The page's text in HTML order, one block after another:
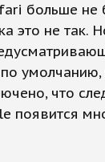
больше не
не так.
что
появится